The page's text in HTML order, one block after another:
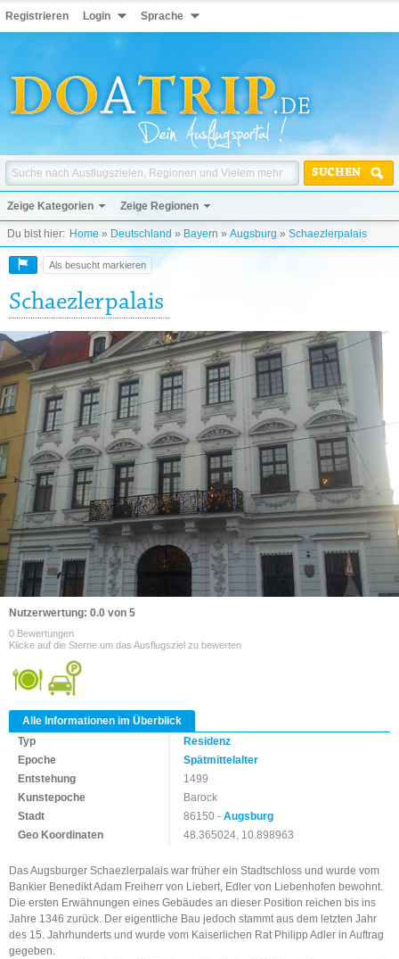
Registrieren Login Sprache
SUCHEN
Zeige Kategorien Zeige Regionen
Du bist hier: Home » Deutschland » Bayern » Augsburg » Schaezlerpalais
Als besucht markieren
Schaezlerpalais
Nutzerwertung: 0.0 von 5
0 Bewertungen
Klicke auf die Sterne um das Ausflugsziel zu bewerten
Alle Informationen im Überblick
Typ
Residenz
Epoche
Spätmittelalter
Entstehung
1499
Kunstepoche
Barock
Stadt
86150 -Augsburg
Geo Koordinaten
48.365024, 10.898963
Das Augsburger Schaezlerpalais war früher ein Stadtschloss und wurde vom
Bankier Benedikt Adam Freiherr von Liebert, Edler von Liebenhofen bewohnt.
Die ersten Erwähnungen eines Gebäudes an dieser Position reichen bis ins
Jahre 1346 zurück. Der eigentliche Bau jedoch stammt aus dem letzten Jahr
des 15. Jahrhunderts und wurde vom Kaiserlichen Rat Philipp Adler in Auftrag
gegeben.